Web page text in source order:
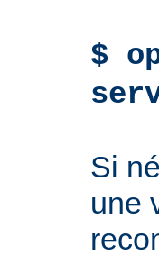
$
Si
une